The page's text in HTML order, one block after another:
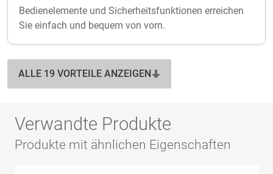
Bedienelemente und Sicherheitsfunktionen erreichen
Sie einfach und bequem von vorn.
ALLE 19 VORTEILE ANZEIGEN
Verwandte Produkte
Produkte mit ähnlichen Eigenschaften